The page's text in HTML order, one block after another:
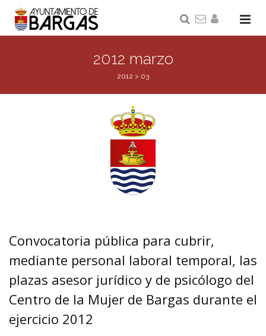
2012 marzo
2012 > 03
Convocatoria pública para cubrir,
mediante personal laboral temporal, las
plazas asesor jurídico y de psicólogo del
Centro de la Mujer de Bargas durante el
ejercicio 2012